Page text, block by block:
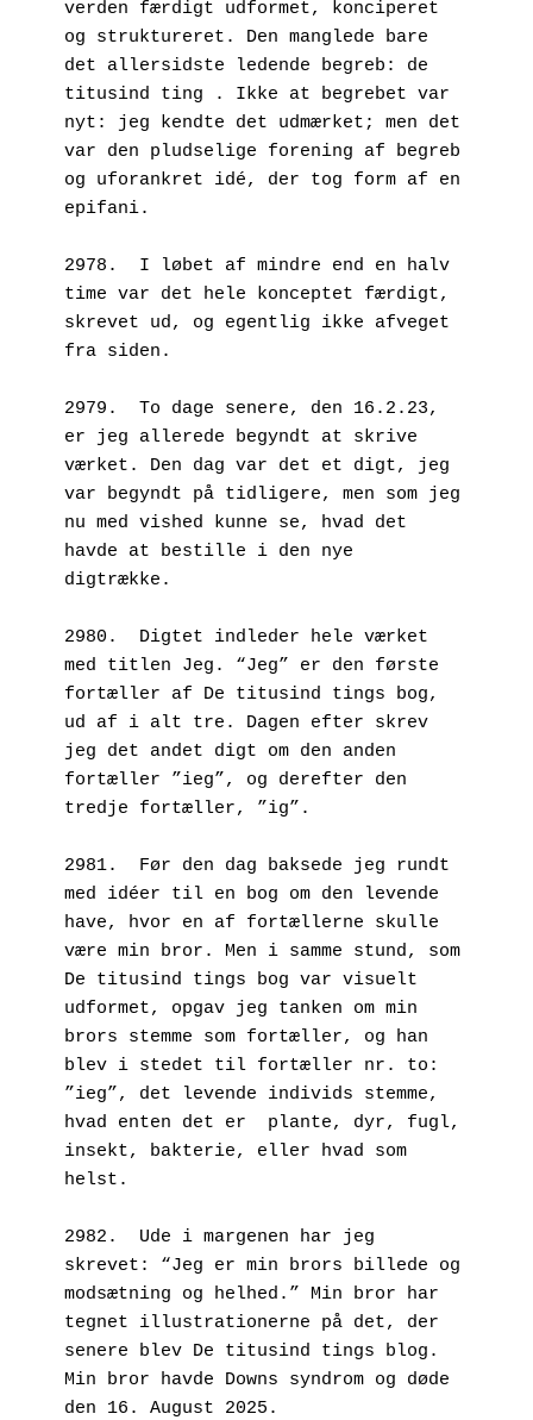
verden færdigt udformet, konciperet
og struktureret. Den manglede bare
det allersidste ledende begreb: de
titusind ting . Ikke at begrebet var
nyt: jeg kendte det udmærket; men det
var den pludselige forening af begreb
og uforankret idé, der tog form af en
epifani.
2978.  I løbet af mindre end en halv
time var det hele konceptet færdigt,
skrevet ud, og egentlig ikke afveget
fra siden.
2979.  To dage senere, den 16.2.23,
er jeg allerede begyndt at skrive
værket. Den dag var det et digt, jeg
var begyndt på tidligere, men som jeg
nu med vished kunne se, hvad det
havde at bestille i den nye
digtrække.
2980.  Digtet indleder hele værket
med titlen Jeg. “Jeg” er den første
fortæller af De titusind tings bog,
ud af i alt tre. Dagen efter skrev
jeg det andet digt om den anden
fortæller ”ieg”, og derefter den
tredje fortæller, ”ig”.
2981.  Før den dag baksede jeg rundt
med idéer til en bog om den levende
have, hvor en af fortællerne skulle
være min bror. Men i samme stund, som
De titusind tings bog var visuelt
udformet, opgav jeg tanken om min
brors stemme som fortæller, og han
blev i stedet til fortæller nr. to:
”ieg”, det levende individs stemme,
hvad enten det er  plante, dyr, fugl,
insekt, bakterie, eller hvad som
helst.
2982.  Ude i margenen har jeg
skrevet: “Jeg er min brors billede og
modsætning og helhed.” Min bror har
tegnet illustrationerne på det, der
senere blev De titusind tings blog.
Min bror havde Downs syndrom og døde
den 16. August 2025.